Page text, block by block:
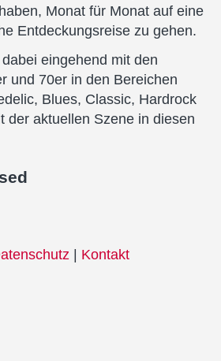
Monat für Monat auf eine
Entdeckungsreise zu gehen.
eingehend mit den
und 70er in den Bereichen
Blues, Classic, Hardrock
der aktuellen Szene in diesen
Kontakt